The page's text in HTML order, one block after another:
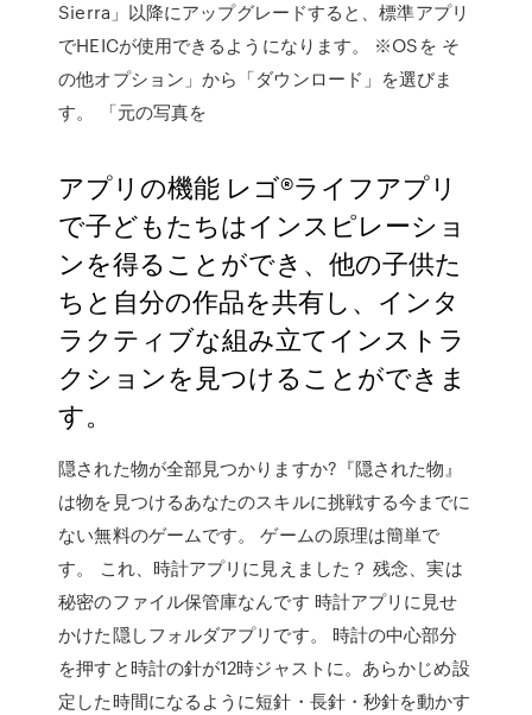
Sierra」以降にアップグレードすると、標準アプリ
でHEICが使用できるようになります。 ※OSを そ
の他オプション」から「ダウンロード」を選びま
す。 「元の写真を
アプリの機能 レゴ®ライフアプリ
で子どもたちはインスピレーショ
ンを得ることができ、他の子供た
ちと自分の作品を共有し、インタ
ラクティブな組み立てインストラ
クションを見つけることができま
す。
隠された物が全部見つかりますか?『隠された物』
は物を見つけるあなたのスキルに挑戦する今までに
ない無料のゲームです。 ゲームの原理は簡単で
す。 これ、時計アプリに見えました？ 残念、実は
秘密のファイル保管庫なんです 時計アプリに見せ
かけた隠しフォルダアプリです。 時計の中心部分
を押すと時計の針が12時ジャストに。あらかじめ設
定した時間になるように短針・長針・秒針を動かす